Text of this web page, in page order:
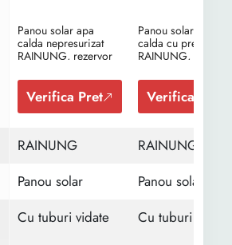
Panou solar apa
calda nepresurizat
RAINUNG, rezervor
vas flotor, kit panouri
solare fara presiune
,cu boiler , tuburi
Verifica Pret
Panou solar apa
calda cu presiune
RAINUNG, 200L,
kit panouri solare
presiune ,cu boiler
tuburi vidate, vas
Verifica Pret
RAINUNG
RAINUNG
Panou solar
Panou solar
Cu tuburi vidate Cu tuburi vidate